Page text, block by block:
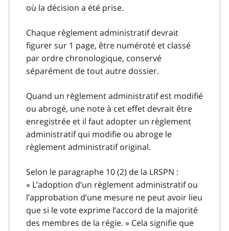
où la décision a été prise.
Chaque règlement administratif devrait
figurer sur 1 page, être numéroté et classé
par ordre chronologique, conservé
séparément de tout autre dossier.
Quand un règlement administratif est modifié
ou abrogé, une note à cet effet devrait être
enregistrée et il faut adopter un règlement
administratif qui modifie ou abroge le
règlement administratif original.
Selon le paragraphe 10 (2) de la LRSPN :
« L’adoption d’un règlement administratif ou
l’approbation d’une mesure ne peut avoir lieu
que si le vote exprime l’accord de la majorité
des membres de la régie. » Cela signifie que